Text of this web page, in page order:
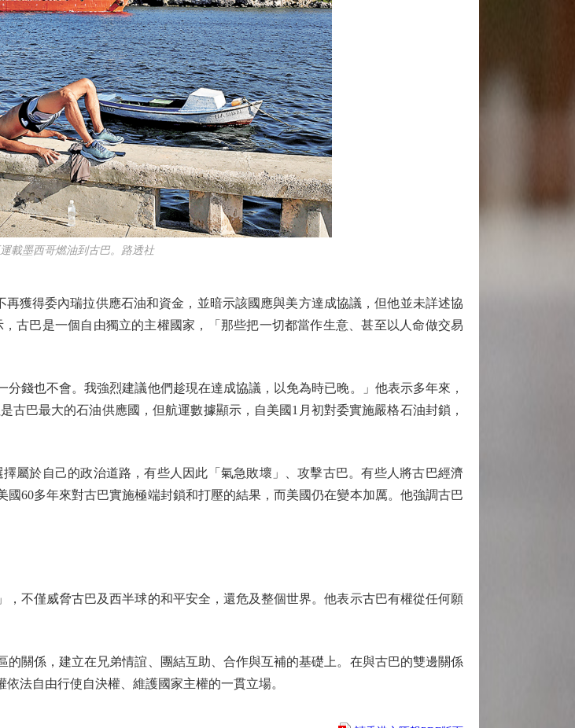
載墨西哥燃油到古巴。路透社
得委內瑞拉供應石油和資金，並暗示該國應與美方達成協議，但他並未詳述協
古巴是一個自由獨立的主權國家，「那些把一切都當作生意、甚至以人命做交易
也不會。我強烈建議他們趁現在達成協議，以免為時已晚。」他表示多年來，
巴最大的石油供應國，但航運數據顯示，自美國1月初對委實施嚴格石油封鎖，
於自己的政治道路，有些人因此「氣急敗壞」、攻擊古巴。有些人將古巴經濟
60多年來對古巴實施極端封鎖和打壓的結果，而美國仍在變本加厲。他強調古巴
僅威脅古巴及西半球的和平安全，還危及整個世界。他表示古巴有權從任何願
係，建立在兄弟情誼、團結互助、合作與互補的基礎上。在與古巴的雙邊關係
法自由行使自決權、維護國家主權的一貫立場。